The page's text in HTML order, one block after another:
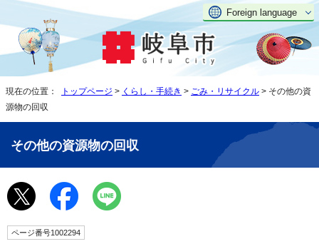
Foreign language
現在の位置： トップページ > くらし・手続き > ごみ・リサイクル > その他の資
源物の回収
その他の資源物の回収
ページ番号1002294